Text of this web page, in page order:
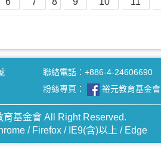
聯絡電話：+886-4-24606690
粉絲專頁： 裕元教育基金會
育基金會 All Right Reserved.
/ Firefox / IE9(含)以上 / Edge